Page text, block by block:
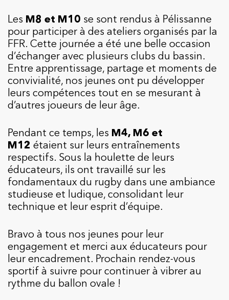
Les M8 et M10 se sont rendus à Pélissanne
pour participer à des ateliers organisés par la
FFR. Cette journée a été une belle occasion
d’échanger avec plusieurs clubs du bassin.
Entre apprentissage, partage et moments de
convivialité, nos jeunes ont pu développer
leurs compétences tout en se mesurant à
d’autres joueurs de leur âge.
Pendant ce temps, les M4, M6 et
M12 étaient sur leurs entraînements
respectifs. Sous la houlette de leurs
éducateurs, ils ont travaillé sur les
fondamentaux du rugby dans une ambiance
studieuse et ludique, consolidant leur
technique et leur esprit d’équipe.
Bravo à tous nos jeunes pour leur
engagement et merci aux éducateurs pour
leur encadrement. Prochain rendez-vous
sportif à suivre pour continuer à vibrer au
rythme du ballon ovale !